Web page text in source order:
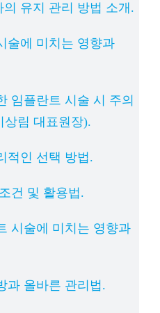
유지 관리 방법 소개.
술에 미치는 영향과
임플란트 시술 시 주의
상림 대표원장).
적인 선택 방법.
건 및 활용법.
시술에 미치는 영향과
과 올바른 관리법.